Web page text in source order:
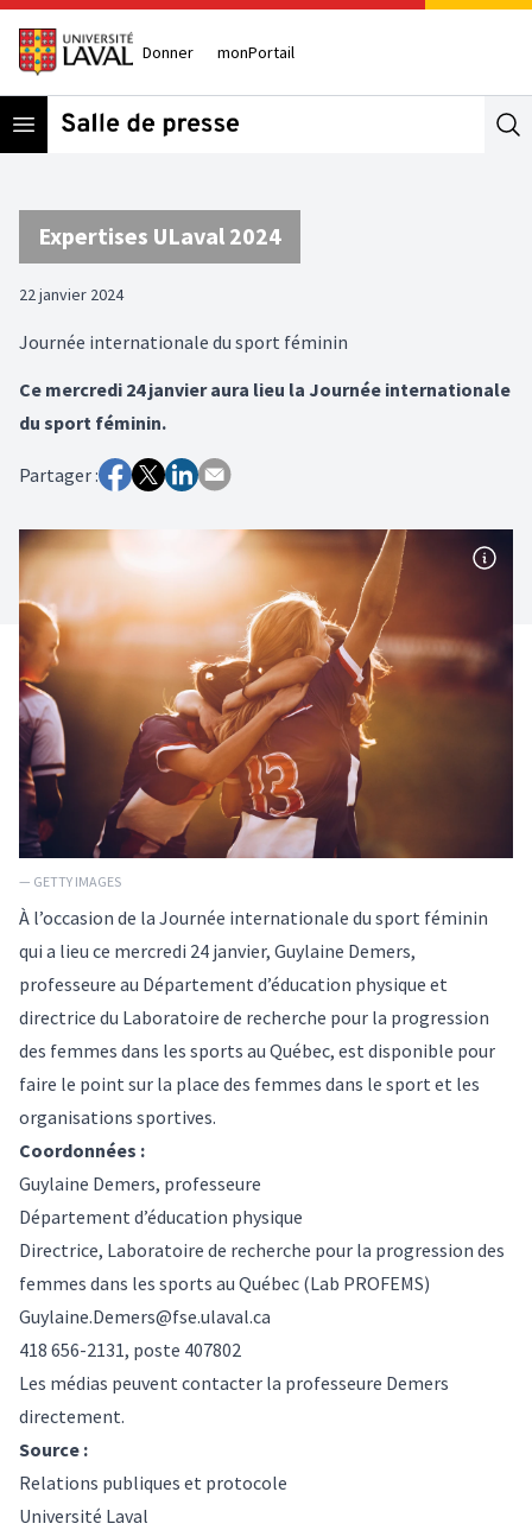
Donner monPortail
Open menu
Expertises ULaval 2024
22 janvier 2024
Journée internationale du sport féminin
Ce mercredi 24 janvier aura lieu la Journée internationale
du sport féminin.
Partager :
— GETTY IMAGES
À l’occasion de la Journée internationale du sport féminin
qui a lieu ce mercredi 24 janvier, Guylaine Demers,
professeure au Département d’éducation physique et
directrice du Laboratoire de recherche pour la progression
des femmes dans les sports au Québec, est disponible pour
faire le point sur la place des femmes dans le sport et les
organisations sportives.
Coordonnées :
Guylaine Demers, professeure
Département d’éducation physique
Directrice, Laboratoire de recherche pour la progression des
femmes dans les sports au Québec (Lab PROFEMS)
Guylaine.Demers@fse.ulaval.ca
418 656-2131, poste 407802
Les médias peuvent contacter la professeure Demers
directement.
Source :
Relations publiques et protocole
Université Laval